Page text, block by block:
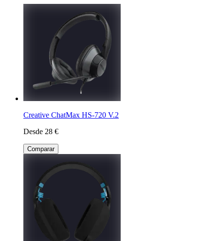
Creative ChatMax HS-720 V.2
Desde 28 €
Comparar